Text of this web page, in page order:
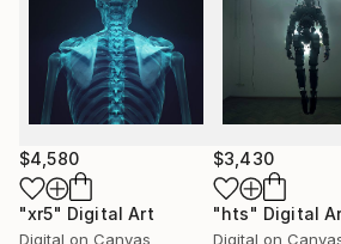
$4,580
"xr5" Digital Art
Digital on Canvas
$3,430
"hts" Digital
Digital on